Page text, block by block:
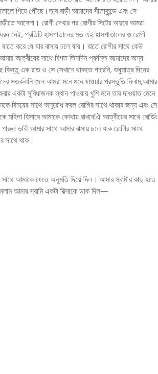
গিয়ে পৌঁছে।তার বাড়ী আমাদের সীতাকুন্ডে এবং সে
আসেনা। রোগী দেখার পর রোগীর সিটের অদুরে আমরা
নেই, প্রতিটি হাসপাতালের মত এই হাসপাতালের ও রোগী
করে যে যার বাসায় চলে যায়। রাতে রোগীর সাথে কেউ
আত্বীয়ের সাথে বিগত তিনদিন প্রর্যন্ত আমাদের অন্য
এক রাত ও সে সেখানে থাকতে পারেনি, শুধুমাত্র দিনের
সতর্কবানি শুনে আমরা মনে মনে যাওয়ার প্রস্তুতি নিলাম,আমার
একটা সুবিধাজনক স্থান পাওয়ায় খুশি মনে তার দাওয়াত মেনে
বিনয়ের সাথে অনুরোধ করল রোগির সাথে থাকার জন্য এবং সে
হিসাবে আমাকে কোথায় রাখবে!ঐ আত্বীয়ের সাথে বোর্ডিং
ভাবী আমার সাথে আমার বাসায় চলে যাক রোগির সাথে
সাথে থাক।
সাথে আমাকে যেতে অনুমতি দিয়ে দিল। আমার স্বামীর কাছ হতে
আমার স্বামি একটা রিক্সাকে ডাক দিল—